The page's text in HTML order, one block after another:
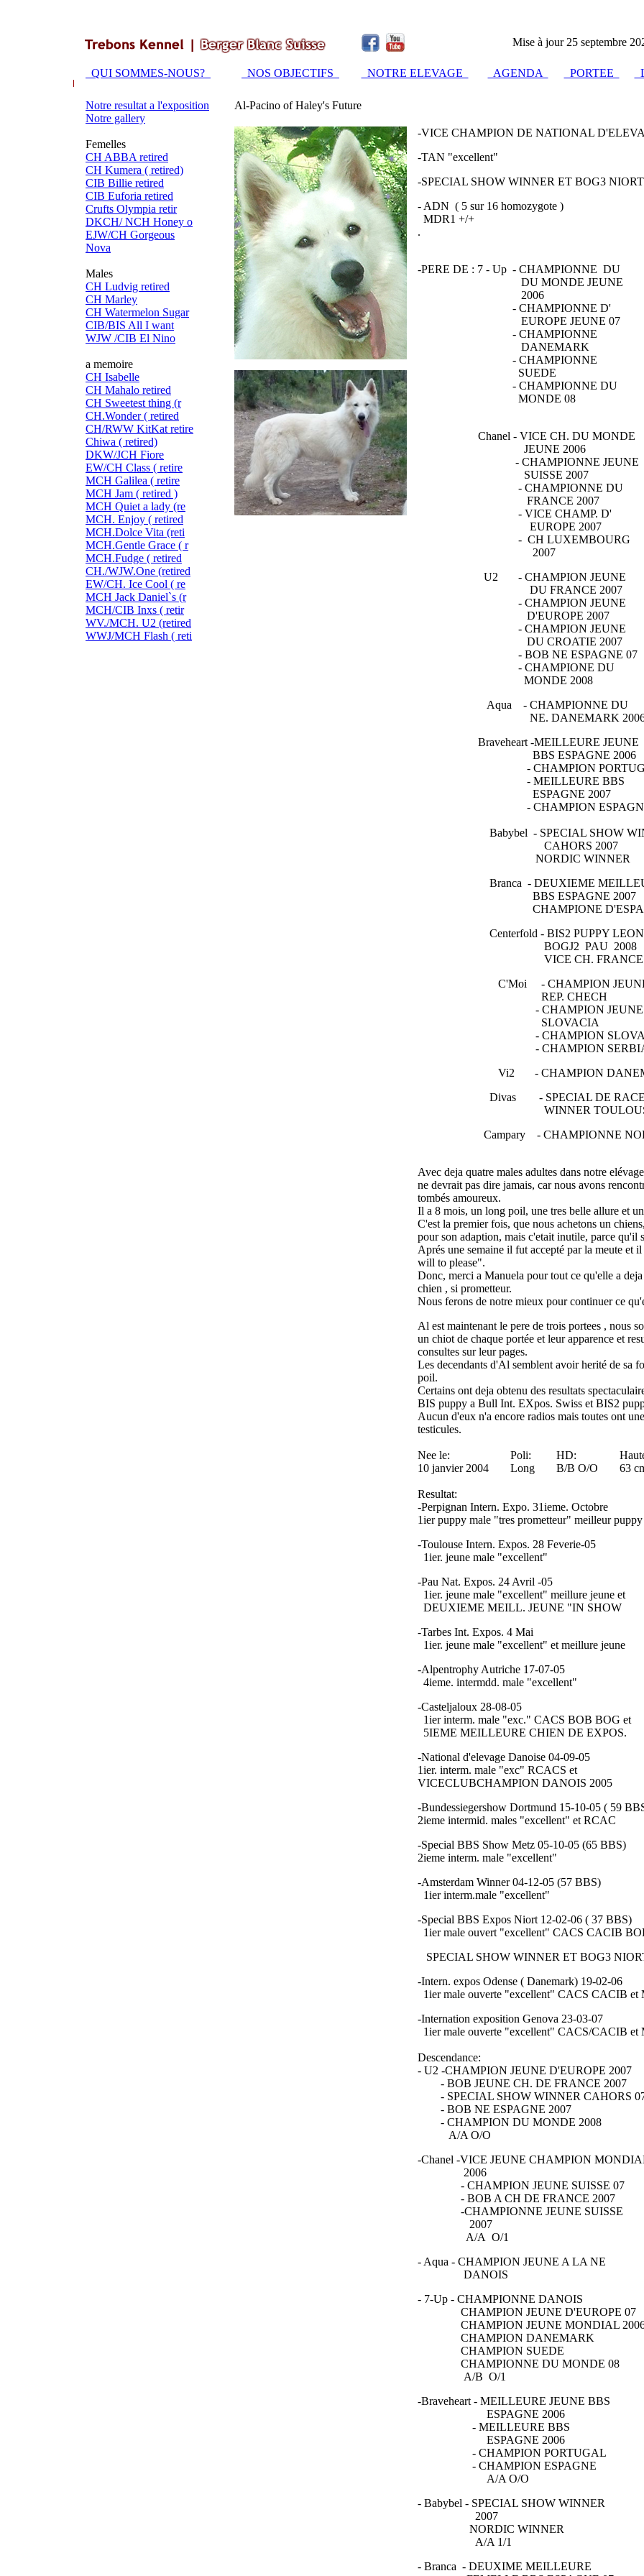
Mise à jour 25 septembre
QUI SOMMES-NOUS? NOS OBJECTIFS NOTRE ELEVAGE AGENDA PORTEE
Notre resultat a l'exposition
Notre gallery
Femelles
CH ABBA retired
CH Kumera ( retired)
CIB Billie retired
CIB Euforia retired
Crufts Olympia retir
DKCH/ NCH Honey o
EJW/CH Gorgeous
Nova
Males
CH Ludvig retired
CH Marley
CH Watermelon Sugar
CIB/BIS All I want
WJW /CIB El Nino
a memoire
CH Isabelle
CH Mahalo retired
CH Sweetest thing (r
CH.Wonder ( retired
CH/RWW KitKat retire
Chiwa ( retired)
DKW/JCH Fiore
EW/CH Class ( retire
MCH Galilea ( retire
MCH Jam ( retired )
MCH Quiet a lady (re
MCH. Enjoy ( retired
MCH.Dolce Vita (reti
MCH.Gentle Grace ( r
MCH.Fudge ( retired
CH./WJW.One (retired
EW/CH. Ice Cool ( re
MCH Jack Daniel`s (r
MCH/CIB Inxs ( retir
WV./MCH. U2 (retired
WWJ/MCH Flash ( reti
Al-Pacino of Haley's Future
-VICE CHAMPION DE NATIONAL
-TAN "excellent"
-SPECIAL SHOW WINNER ET BOG3
- ADN ( 5 sur 16 homozygote )
MDR1 +/+
.
-PERE DE : 7 - Up - CHAMPIONNE DU
DU MONDE JEUNE
2006
- CHAMPIONNE D'
EUROPE JEUNE 07
- CHAMPIONNE
DANEMARK
- CHAMPIONNE
SUEDE
- CHAMPIONNE DU
MONDE 08
Chanel - VICE CH. DU MONDE
JEUNE 2006
- CHAMPIONNE JEUNE
SUISSE 2007
- CHAMPIONNE DU
FRANCE 2007
- VICE CHAMP. D'
EUROPE 2007
- CH LUXEMBOURG
2007
U2 - CHAMPION JEUNE
DU FRANCE 2007
- CHAMPION JEUNE
D'EUROPE 2007
- CHAMPION JEUNE
DU CROATIE 2007
- BOB NE ESPAGNE 07
- CHAMPIONE DU
MONDE 2008
Aqua - CHAMPIONNE DU
NE. DANEMARK
Braveheart -MEILLEURE JEUNE
BBS ESPAGNE 2006
- CHAMPION
- MEILLEURE BBS
ESPAGNE 2007
- CHAMPION
Babybel - SPECIAL SHOW
CAHORS 2007
NORDIC WINNER
Branca - DEUXIEME
BBS ESPAGNE 2007
CHAMPIONE
Centerfold - BIS2 PUPPY LEON
BOGJ2 PAU 2008
VICE CH. FRANCE
C'Moi - CHAMPION
REP. CHECH
- CHAMPION JEUNE
SLOVACIA
- CHAMPION
- CHAMPION
Vi2 - CHAMPION
Divas - SPECIAL DE
WINNER TOULOUSE
Campary - CHAMPIONNE
Avec deja quatre males adultes dans notre
ne devrait pas dire jamais, car nous avons
tombés amoureux.
Il a 8 mois, un long poil, une tres belle allure et
C'est la premier fois, que nous achetons un
pour son adaption, mais c'etait inutile, parce qu'il
Aprés une semaine il fut accepté par la meute et
will to please".
Donc, merci a Manuela pour tout ce qu'elle a
chien , si prometteur.
Nous ferons de notre mieux pour continuer ce
Al est maintenant le pere de trois portees , nous
un chiot de chaque portée et leur apparence et
consultes sur leur pages.
Les decendants d'Al semblent avoir herité de sa
poil.
Certains ont deja obtenu des resultats
BIS puppy a Bull Int. EXpos. Swiss et BIS2
Aucun d'eux n'a encore radios mais toutes ont
testicules.
Nee le: Poli: HD:
10 janvier 2004
Long B/B O/O 63
Resultat:
-Perpignan Intern. Expo. 31ieme. Octobre
1ier puppy male "tres prometteur" meilleur
-Toulouse Intern. Expos. 28 Feverie-05
1ier. jeune male "excellent"
-Pau Nat. Expos. 24 Avril -05
1ier. jeune male "excellent" meillure jeune et
DEUXIEME MEILL. JEUNE "IN SHOW
-Tarbes Int. Expos. 4 Mai
1ier. jeune male "excellent" et meillure jeune
-Alpentrophy Autriche 17-07-05
4ieme. intermdd. male "excellent"
-Casteljaloux 28-08-05
1ier interm. male "exc." CACS BOB BOG et
5IEME MEILLEURE CHIEN DE EXPOS.
-National d'elevage Danoise 04-09-05
1ier. interm. male "exc" RCACS et
VICECLUBCHAMPION DANOIS 2005
-Bundessiegershow Dortmund 15-10-05 ( 59
2ieme intermid. males "excellent" et RCAC
-Special BBS Show Metz 05-10-05 (65 BBS)
2ieme interm. male "excellent"
-Amsterdam Winner 04-12-05 (57 BBS)
1ier interm.male "excellent"
-Special BBS Expos Niort 12-02-06 ( 37 BBS)
1ier male ouvert "excellent" CACS CACIB
SPECIAL SHOW WINNER ET BOG3
-Intern. expos Odense ( Danemark) 19-02-06
1ier male ouverte "excellent" CACS CACIB
-Internation exposition Genova 23-03-07
1ier male ouverte "excellent" CACS/CACIB
Descendance:
- U2 -CHAMPION JEUNE D'EUROPE 2007
- BOB JEUNE CH. DE FRANCE 2007
- SPECIAL SHOW WINNER CAHORS
- BOB NE ESPAGNE 2007
- CHAMPION DU MONDE 2008
A/A O/O
-Chanel -VICE JEUNE CHAMPION
2006
- CHAMPION JEUNE SUISSE 07
- BOB A CH DE FRANCE 2007
-CHAMPIONNE JEUNE SUISSE
2007
A/A O/1
- Aqua - CHAMPION JEUNE A LA NE
DANOIS
- 7-Up - CHAMPIONNE DANOIS
CHAMPION JEUNE D'EUROPE 07
CHAMPION JEUNE MONDIAL
CHAMPION DANEMARK
CHAMPION SUEDE
CHAMPIONNE DU MONDE 08
A/B O/1
-Braveheart - MEILLEURE JEUNE BBS
ESPAGNE 2006
- MEILLEURE BBS
ESPAGNE 2006
- CHAMPION PORTUGAL
- CHAMPION ESPAGNE
A/A O/O
- Babybel - SPECIAL SHOW WINNER
2007
NORDIC WINNER
A/A 1/1
- Branca - DEUXIME MEILLEURE